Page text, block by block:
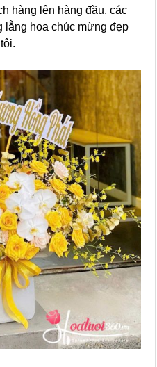
hàng lên hàng đầu, các
lẵng hoa chúc mừng đẹp